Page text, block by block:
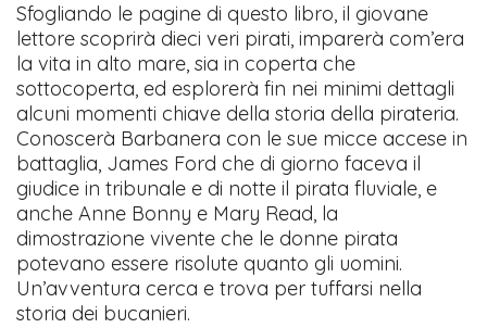
Sfogliando le pagine di questo libro, il giovane
lettore scoprirà dieci veri pirati, imparerà com’era
la vita in alto mare, sia in coperta che
sottocoperta, ed esplorerà fin nei minimi dettagli
alcuni momenti chiave della storia della pirateria.
Conoscerà Barbanera con le sue micce accese in
battaglia, James Ford che di giorno faceva il
giudice in tribunale e di notte il pirata fluviale, e
anche Anne Bonny e Mary Read, la
dimostrazione vivente che le donne pirata
potevano essere risolute quanto gli uomini.
Un’avventura cerca e trova per tuffarsi nella
storia dei bucanieri.